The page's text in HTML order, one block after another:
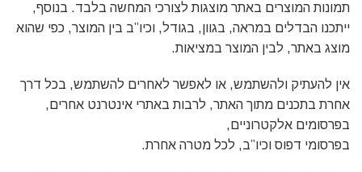
תמונות המוצרים באתר מוצגות לצורכי המחשה בלבד. בנוסף,
ייתכנו הבדלים במראה, בגוון, בגודל, וכיו”ב בין המוצר, כפי שהוא
מוצג באתר, לבין המוצר במציאות.
אין להעתיק ולהשתמש, או לאפשר לאחרים להשתמש, בכל דרך
אחרת בתכנים מתוך האתר, לרבות באתרי אינטרנט אחרים,
בפרסומים אלקטרוניים,
בפרסומי דפוס וכיו”ב, לכל מטרה אחרת.